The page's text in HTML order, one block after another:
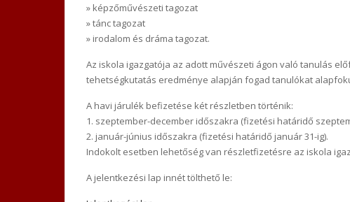
» képzőművészeti tagozat
» tánc tagozat
» irodalom és dráma tagozat.
Az iskola igazgatója az adott művészeti ágon való tanulás
tehetségkutatás eredménye alapján fogad tanulókat
A havi járulék befizetése két részletben történik:
1. szeptember-december időszakra (fizetési határidő
2. január-június időszakra (fizetési határidő január 31-ig).
Indokolt esetben lehetőség van részletfizetésre az iskola
A jelentkezési lap innét tölthető le: